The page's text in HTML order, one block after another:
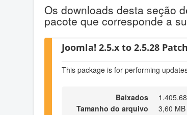
Os downloads desta seção
pacote que corresponde a
Joomla! 2.5.x to 2.5.28
This package is for performing
Baixados
Tamanho do arquivo
3,60 MB